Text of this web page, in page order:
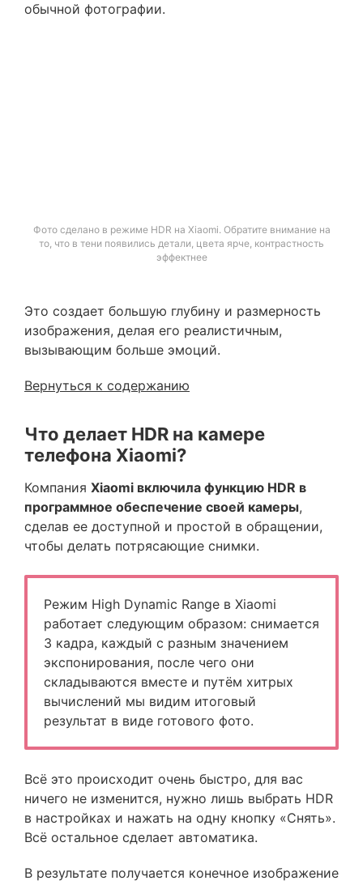
обычной фотографии.
Фото сделано в режиме HDR на Xiaomi. Обратите внимание на
то, что в тени появились детали, цвета ярче, контрастность
эффектнее
Это создает большую глубину и размерность
изображения, делая его реалистичным,
вызывающим больше эмоций.
Вернуться к содержанию
Что делает HDR на камере
телефона Xiaomi?
Компания Xiaomi включила функцию HDR в
программное обеспечение своей камеры,
сделав ее доступной и простой в обращении,
чтобы делать потрясающие снимки.
Режим High Dynamic Range в Xiaomi
работает следующим образом: снимается
3 кадра, каждый с разным значением
экспонирования, после чего они
складываются вместе и путём хитрых
вычислений мы видим итоговый
результат в виде готового фото.
Всё это происходит очень быстро, для вас
ничего не изменится, нужно лишь выбрать HDR
в настройках и нажать на одну кнопку «Снять».
Всё остальное сделает автоматика.
В результате получается конечное изображение